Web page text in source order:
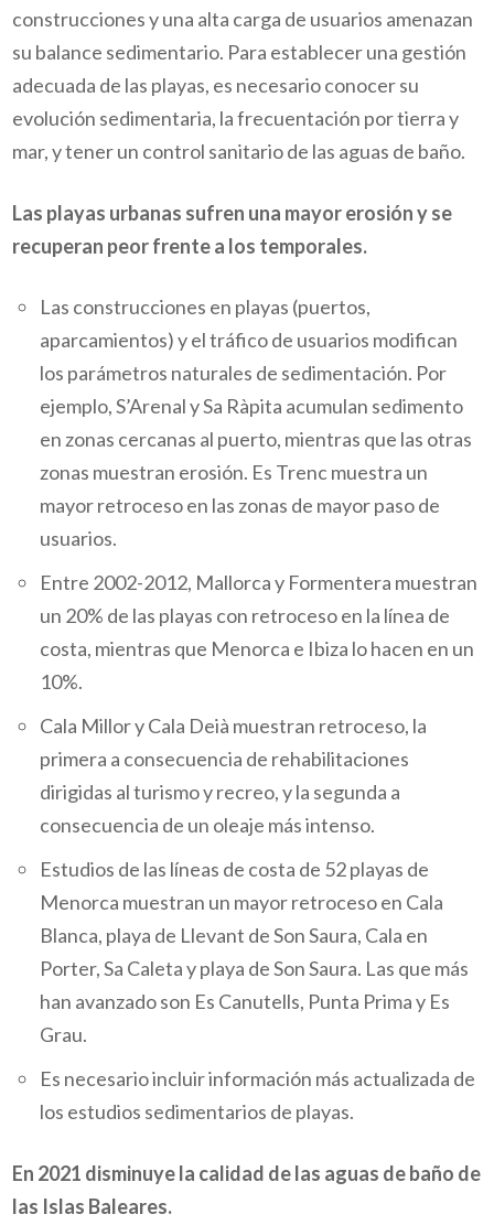
construcciones y una alta carga de usuarios amenazan
su balance sedimentario. Para establecer una gestión
adecuada de las playas, es necesario conocer su
evolución sedimentaria, la frecuentación por tierra y
mar, y tener un control sanitario de las aguas de baño.
Las playas urbanas sufren una mayor erosión y se
recuperan peor frente a los temporales.
Las construcciones en playas (puertos,
aparcamientos) y el tráfico de usuarios modifican
los parámetros naturales de sedimentación. Por
ejemplo, S’Arenal y Sa Ràpita acumulan sedimento
en zonas cercanas al puerto, mientras que las otras
zonas muestran erosión. Es Trenc muestra un
mayor retroceso en las zonas de mayor paso de
usuarios.
Entre 2002-2012, Mallorca y Formentera muestran
un 20% de las playas con retroceso en la línea de
costa, mientras que Menorca e Ibiza lo hacen en un
10%.
Cala Millor y Cala Deià muestran retroceso, la
primera a consecuencia de rehabilitaciones
dirigidas al turismo y recreo, y la segunda a
consecuencia de un oleaje más intenso.
Estudios de las líneas de costa de 52 playas de
Menorca muestran un mayor retroceso en Cala
Blanca, playa de Llevant de Son Saura, Cala en
Porter, Sa Caleta y playa de Son Saura. Las que más
han avanzado son Es Canutells, Punta Prima y Es
Grau.
Es necesario incluir información más actualizada de
los estudios sedimentarios de playas.
En 2021 disminuye la calidad de las aguas de baño de
las Islas Baleares.